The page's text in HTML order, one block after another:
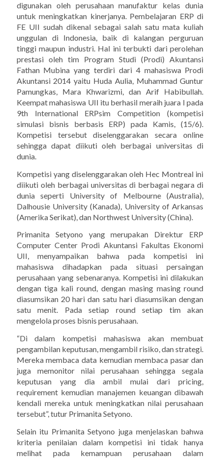
digunakan oleh perusahaan manufaktur kelas dunia
untuk meningkatkan kinerjanya. Pembelajaran ERP di
FE UII sudah dikenal sebagai salah satu mata kuliah
unggulan di Indonesia, baik di kalangan perguruan
tinggi maupun industri. Hal ini terbukti dari perolehan
prestasi oleh tim Program Studi (Prodi) Akuntansi
Fathan Mubina yang terdiri dari 4 mahasiswa Prodi
Akuntansi 2014 yaitu Huda Aulia, Muhammad Guntur
Pamungkas, Mara Khwarizmi, dan Arif Habibullah.
Keempat mahasiswa UII itu berhasil meraih juara I pada
9th International ERPsim Competition (kompetisi
simulasi bisnis berbasis ERP) pada Kamis, (15/6).
Kompetisi tersebut diselenggarakan secara online
sehingga dapat diikuti oleh berbagai universitas di
dunia.
Kompetisi yang diselenggarakan oleh Hec Montreal ini
diikuti oleh berbagai universitas di berbagai negara di
dunia seperti University of Melbourne (Australia),
Dalhousie University (Kanada), University of Arkansas
(Amerika Serikat), dan Northwest University (China).
Primanita Setyono yang merupakan Direktur ERP
Computer Center Prodi Akuntansi Fakultas Ekonomi
UII, menyampaikan bahwa pada kompetisi ini
mahasiswa dihadapkan pada situasi persaingan
perusahaan yang sebenaranya. Kompetisi ini dilakukan
dengan tiga kali round, dengan masing masing round
diasumsikan 20 hari dan satu hari diasumsikan dengan
satu menit. Pada setiap round setiap tim akan
mengelola proses bisnis perusahaan.
“Di dalam kompetisi mahasiswa akan membuat
pengambilan keputusan, mengambil risiko, dan strategi.
Mereka membaca data kemudian membaca pasar dan
juga memonitor nilai perusahaan sehingga segala
keputusan yang dia ambil mulai dari pricing,
requirement kemudian manajemen keuangan dibawah
kendali mereka untuk meningkatkan nilai perusahaan
tersebut”, tutur Primanita Setyono.
Selain itu Primanita Setyono juga menjelaskan bahwa
kriteria penilaian dalam kompetisi ini tidak hanya
melihat pada kemampuan perusahaan dalam